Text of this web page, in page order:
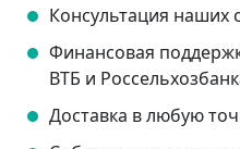
Консультация наших
Финансовая
ВТБ и
Доставка в любую